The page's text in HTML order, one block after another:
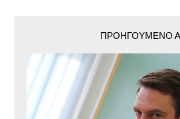
ΠΡΟΗΓΟΎΜΕΝΟ